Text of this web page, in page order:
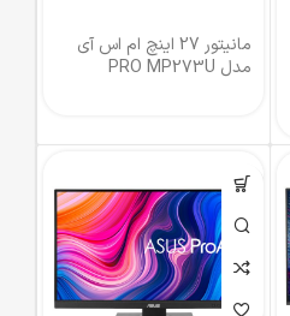
مانیتور 27 اینچ ام اس آی
مدل PRO MP273U